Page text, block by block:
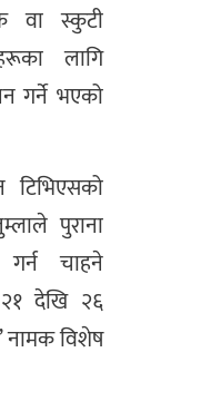
वा स्कुटी
लागि
गर्ने भएको
पुराना
चाहने
देखि २६
नामक विशेष